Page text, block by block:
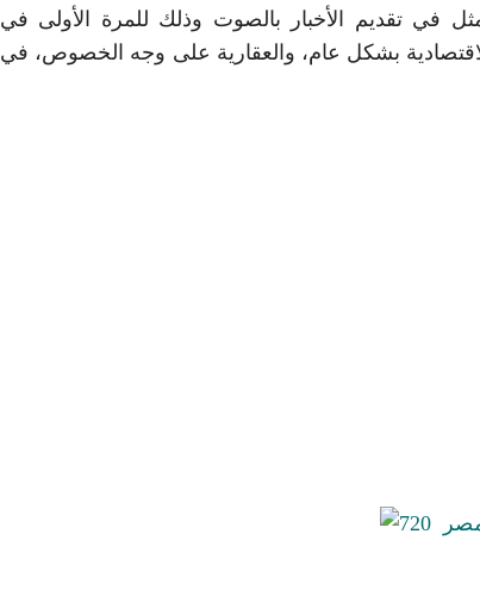
في تقديم الأخبار بالصوت وذلك للمرة الأولى في
الاقتصادية بشكل عام، والعقارية على وجه الخصوص، في